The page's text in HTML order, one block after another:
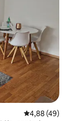
Évaluation
4,88 (49)